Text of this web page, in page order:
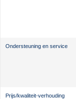
Ondersteuning en service
Prijs/kwaliteit-verhouding